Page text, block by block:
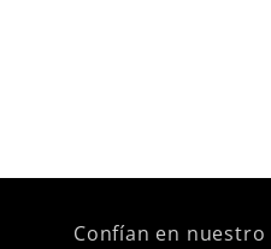
Confían en nuestro